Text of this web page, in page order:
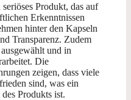
Produkt, das auf
Erkenntnissen
hinter den Kapseln
Transparenz. Zudem
und in
Die
zeigen, dass viele
sind, was ein
Produkts ist.